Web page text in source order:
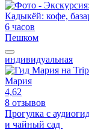
6 часов
Пешком
индивидуальная
Мария
4,62
8 отзывов
Прогулка с
и чайный сад